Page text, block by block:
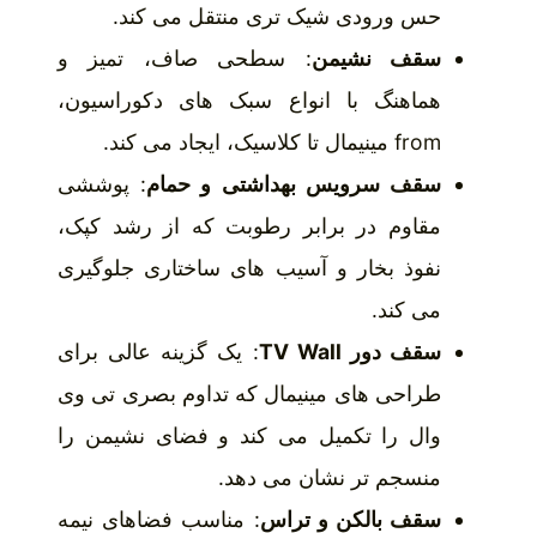
حس ورودی شیک تری منتقل می کند.
سقف نشیمن: سطحی صاف، تمیز و
هماهنگ با انواع سبک های دکوراسیون،
from مینیمال تا کلاسیک، ایجاد می کند.
سقف سرویس بهداشتی و حمام: پوششی
مقاوم در برابر رطوبت که از رشد کپک،
نفوذ بخار و آسیب های ساختاری جلوگیری
می کند.
سقف دور TV Wall
: یک گزینه عالی برای
طراحی های مینیمال که تداوم بصری تی وی
وال را تکمیل می کند و فضای نشیمن را
منسجم تر نشان می دهد.
سقف بالکن و تراس: مناسب فضاهای نیمه